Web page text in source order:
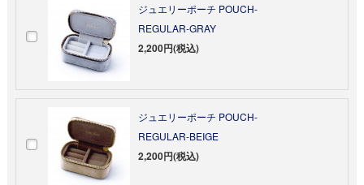
ジュエリーポーチ POUCH-
REGULAR-GRAY
2,200円(税込)
ジュエリーポーチ POUCH-
REGULAR-BEIGE
2,200円(税込)